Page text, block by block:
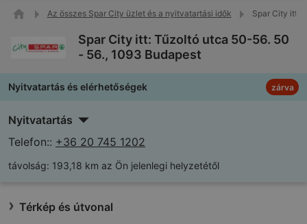
Az összes Spar City üzlet és a nyitvatartási idők Spar City itt:
Spar City itt: Tűzoltó utca 50-56. 50
- 56., 1093 Budapest
Nyitvatartás és elérhetőségek zárva
Nyitvatartás
Telefon:: +36 20 745 1202
távolság: 193,18 km az Ön jelenlegi helyzetétől
Térkép és útvonal